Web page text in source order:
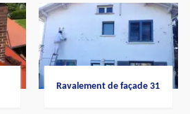
Ravalement de façade 31